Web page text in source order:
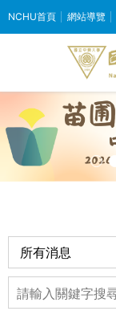
NCHU首頁 網站導覽